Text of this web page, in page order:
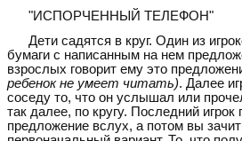
"ИСПОРЧЕННЫЙ ТЕЛЕФОН"
Дети садятся в круг. Один из
бумаги с написанным на нем
взрослых говорит ему это
ребенок не умеет читать). Далее
соседу то, что он услышал или
так далее, по кругу. Последний игрок
предложение вслух, а потом вы